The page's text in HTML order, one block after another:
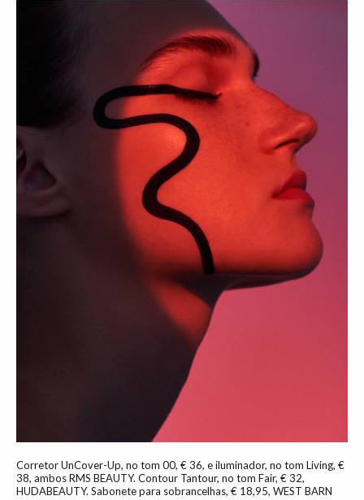
Corretor UnCover-Up, no tom 00, € 36, e iluminador, no tom Living, €
38, ambos RMS BEAUTY. Contour Tantour, no tom Fair, € 32,
HUDABEAUTY. Sabonete para sobrancelhas, € 18,95, WEST BARN